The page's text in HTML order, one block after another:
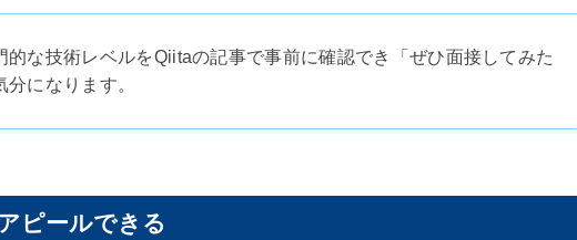
的な技術レベルをQiitaの記事で事前に確認でき「ぜひ面接してみた
になります。
ピールできる